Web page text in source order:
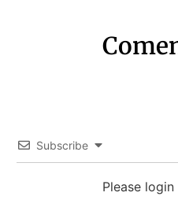
Subscribe
Please